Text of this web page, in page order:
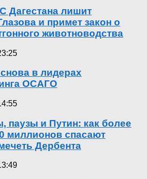
Дагестана лишит
и примет закон о
животноводства
в лидерах
ОСАГО
паузы и Путин: как более
миллионов спасают
Дербента